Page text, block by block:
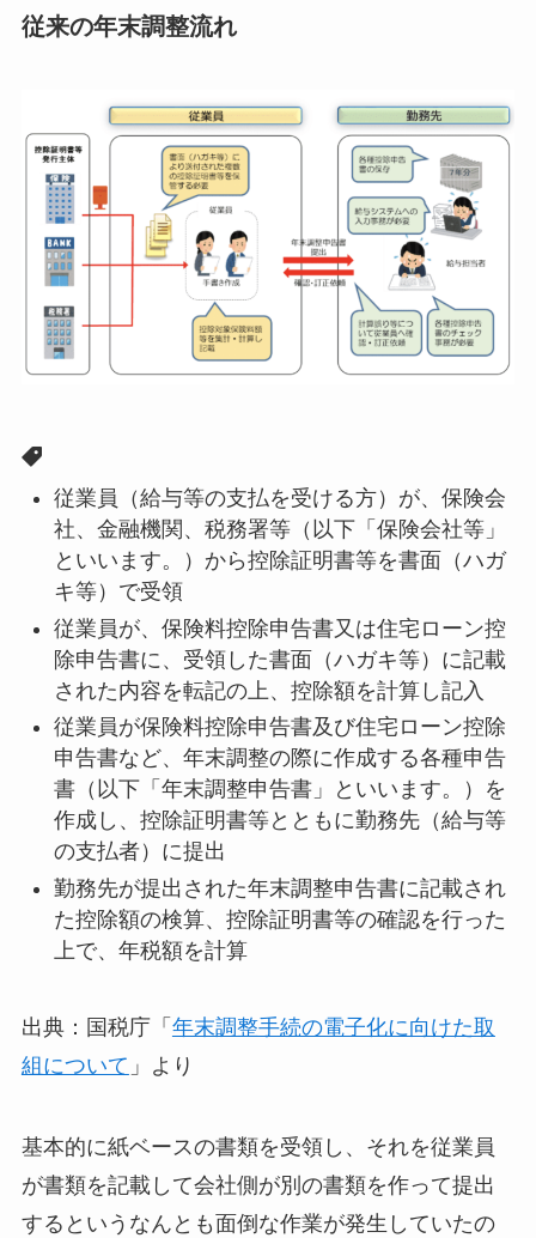
従来の年末調整流れ
従業員（給与等の支払を受ける方）が、保険会
社、金融機関、税務署等（以下「保険会社等」
といいます。）から控除証明書等を書面（ハガ
キ等）で受領
従業員が、保険料控除申告書又は住宅ローン控
除申告書に、受領した書面（ハガキ等）に記載
された内容を転記の上、控除額を計算し記入
従業員が保険料控除申告書及び住宅ローン控除
申告書など、年末調整の際に作成する各種申告
書（以下「年末調整申告書」といいます。）を
作成し、控除証明書等とともに勤務先（給与等
の支払者）に提出
勤務先が提出された年末調整申告書に記載され
た控除額の検算、控除証明書等の確認を行った
上で、年税額を計算
出典：国税庁「 年末調整手続の電子化に向けた取
組について 」より
基本的に紙ベースの書類を受領し、それを従業員
が書類を記載して会社側が別の書類を作って提出
するというなんとも面倒な作業が発生していたの